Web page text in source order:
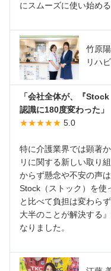
にスムーズに使い始め
竹原
リハ
「会社全体が、『
認識に180度変わった」
★★★★★ 5.0
特に介護業界では顕著
リに関する新しい取り
からず懸念や不安の声
Stock（ストック）を使
と比べて負担は変わら
大半のことが解決する
なりました。